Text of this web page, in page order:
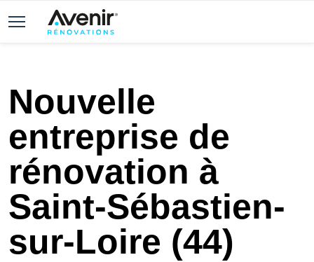
Nouvelle
entreprise de
rénovation à
Saint-Sébastien-
sur-Loire (44)